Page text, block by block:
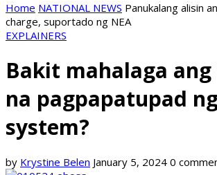
Home NATIONAL NEWS Panukalang alisin
charge, suportado ng NEA
EXPLAINERS
Bakit mahalaga ang
na pagpapatupad ng
system?
by Krystine Belen January 5, 2024 0